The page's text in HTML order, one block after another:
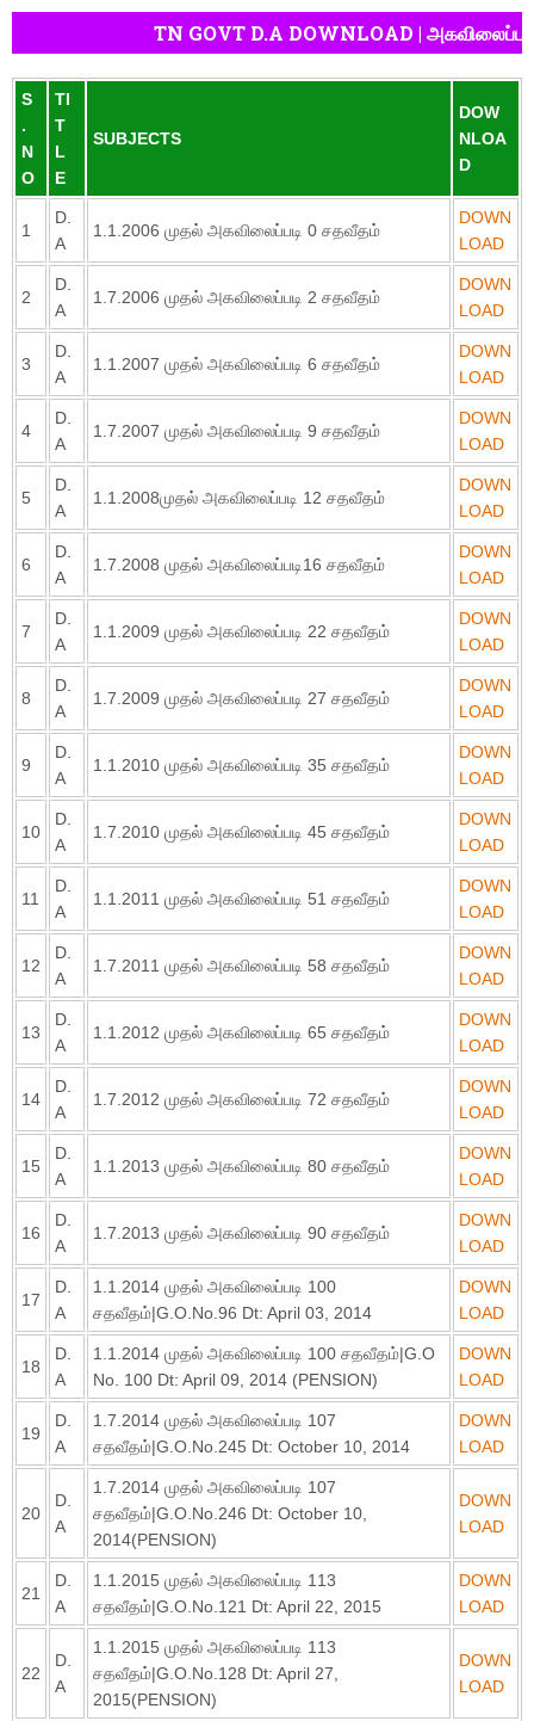
TN GOVT D.A DOWNLOAD | அகவிலைப்படி
S
.
N
O
TI
T
L
E
SUBJECTS
DOW
NLOA
D
1
D.
A
1.1.2006 முதல் அகவிலைப்படி 0 சதவீதம்
DOWN
LOAD
2
D.
A
1.7.2006 முதல் அகவிலைப்படி 2 சதவீதம்
DOWN
LOAD
3
D.
A
1.1.2007 முதல் அகவிலைப்படி 6 சதவீதம்
DOWN
LOAD
4
D.
A
1.7.2007 முதல் அகவிலைப்படி 9 சதவீதம்
DOWN
LOAD
5
D.
A
1.1.2008முதல் அகவிலைப்படி 12 சதவீதம்
DOWN
LOAD
6
D.
A
1.7.2008 முதல் அகவிலைப்படி16 சதவீதம்
DOWN
LOAD
7
D.
A
1.1.2009 முதல் அகவிலைப்படி 22 சதவீதம்
DOWN
LOAD
8
D.
A
1.7.2009 முதல் அகவிலைப்படி 27 சதவீதம்
DOWN
LOAD
9
D.
A
1.1.2010 முதல் அகவிலைப்படி 35 சதவீதம்
DOWN
LOAD
10
D.
A
1.7.2010 முதல் அகவிலைப்படி 45 சதவீதம்
DOWN
LOAD
11
D.
A
1.1.2011 முதல் அகவிலைப்படி 51 சதவீதம்
DOWN
LOAD
12
D.
A
1.7.2011 முதல் அகவிலைப்படி 58 சதவீதம்
DOWN
LOAD
13
D.
A
1.1.2012 முதல் அகவிலைப்படி 65 சதவீதம்
DOWN
LOAD
14
D.
A
1.7.2012 முதல் அகவிலைப்படி 72 சதவீதம்
DOWN
LOAD
15
D.
A
1.1.2013 முதல் அகவிலைப்படி 80 சதவீதம்
DOWN
LOAD
16
D.
A
1.7.2013 முதல் அகவிலைப்படி 90 சதவீதம்
DOWN
LOAD
17
D.
A
1.1.2014 முதல் அகவிலைப்படி 100
சதவீதம்|G.O.No.96 Dt: April 03, 2014
DOWN
LOAD
18
D.
A
1.1.2014 முதல் அகவிலைப்படி 100 சதவீதம்|G.O
No. 100 Dt: April 09, 2014 (PENSION)
DOWN
LOAD
19
D.
A
1.7.2014 முதல் அகவிலைப்படி 107
சதவீதம்|G.O.No.245 Dt: October 10, 2014
DOWN
LOAD
20
D.
A
1.7.2014 முதல் அகவிலைப்படி 107
சதவீதம்|G.O.No.246 Dt: October 10,
2014(PENSION)
DOWN
LOAD
21
D.
A
1.1.2015 முதல் அகவிலைப்படி 113
சதவீதம்|G.O.No.121 Dt: April 22, 2015
DOWN
LOAD
22
D.
A
1.1.2015 முதல் அகவிலைப்படி 113
சதவீதம்|G.O.No.128 Dt: April 27,
2015(PENSION)
DOWN
LOAD